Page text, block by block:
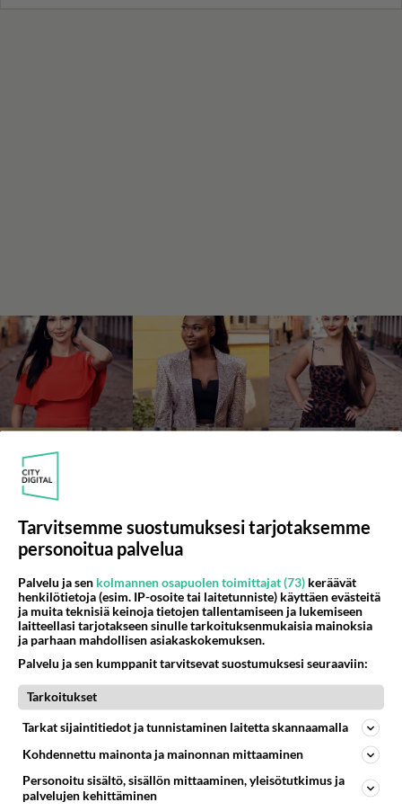
Tiesitkö nämä Sinkut paljaana -tytöistä?
Yksi lihakaupassa töissä, biseksuaali,
koulukiusattu...
Sinkut paljaana -sarjassa mukana ovat Saara Kemiläinen, Isabell
Jansson, Kaisa Nieminen, Amanda Harkimo, Kelly Kalonji ja
Johanna Pinksu Marjomaa.
LUETUIMMAT
Muistatko? Kädestä suuhun
elävä Satu sai jättimäisen
rahasalkun Henry-
Tarvitsemme suostumuksesi tarjotaksemme
personoitua palvelua
Palvelu ja sen kolmannen osapuolen toimittajat (73) keräävät
henkilötietoja (esim. IP-osoite tai laitetunniste) käyttäen evästeitä
ja muita teknisiä keinoja tietojen tallentamiseen ja lukemiseen
laitteellasi tarjotakseen sinulle tarkoituksenmukaisia mainoksia
ja parhaan mahdollisen asiakaskokemuksen.
Palvelu ja sen kumppanit tarvitsevat suostumuksesi seuraaviin:
Tarkoitukset
Tarkat sijaintitiedot ja tunnistaminen laitetta skannaamalla
Kohdennettu mainonta ja mainonnan mittaaminen
Personoitu sisältö, sisällön mittaaminen, yleisötutkimus ja
palvelujen kehittäminen